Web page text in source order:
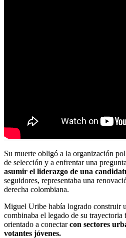
Su muerte obligó a la organización
de selección y a enfrentar una
asumir el liderazgo de una
seguidores, representaba una
derecha colombiana.
Miguel Uribe había logrado construir
combinaba el legado de su
orientado a conectarcon sectores
votantes jóvenes.